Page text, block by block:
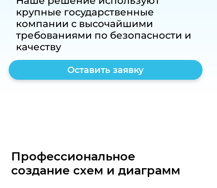
крупные государственные
компании с высочайшими
требованиями по безопасности и
качеству
Оставить заявку
Профессиональное
создание схем и диаграмм